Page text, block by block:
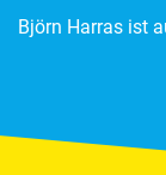
Björn Harras ist